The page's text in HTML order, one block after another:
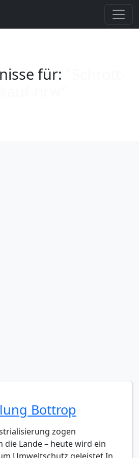
für:
Bottrop
zogen
die Lande – heute wird ein